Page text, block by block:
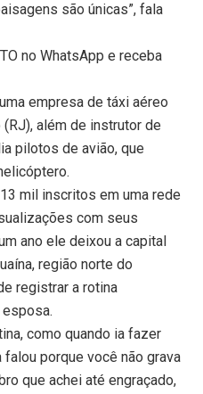
são únicas”, fala
no WhatsApp e receba
empresa de táxi aéreo
além de instrutor de
pilotos de avião, que
mil inscritos em uma rede
com seus
ano ele deixou a capital
região norte do
registrar a rotina
como quando ia fazer
porque você não grava
que achei até engraçado,